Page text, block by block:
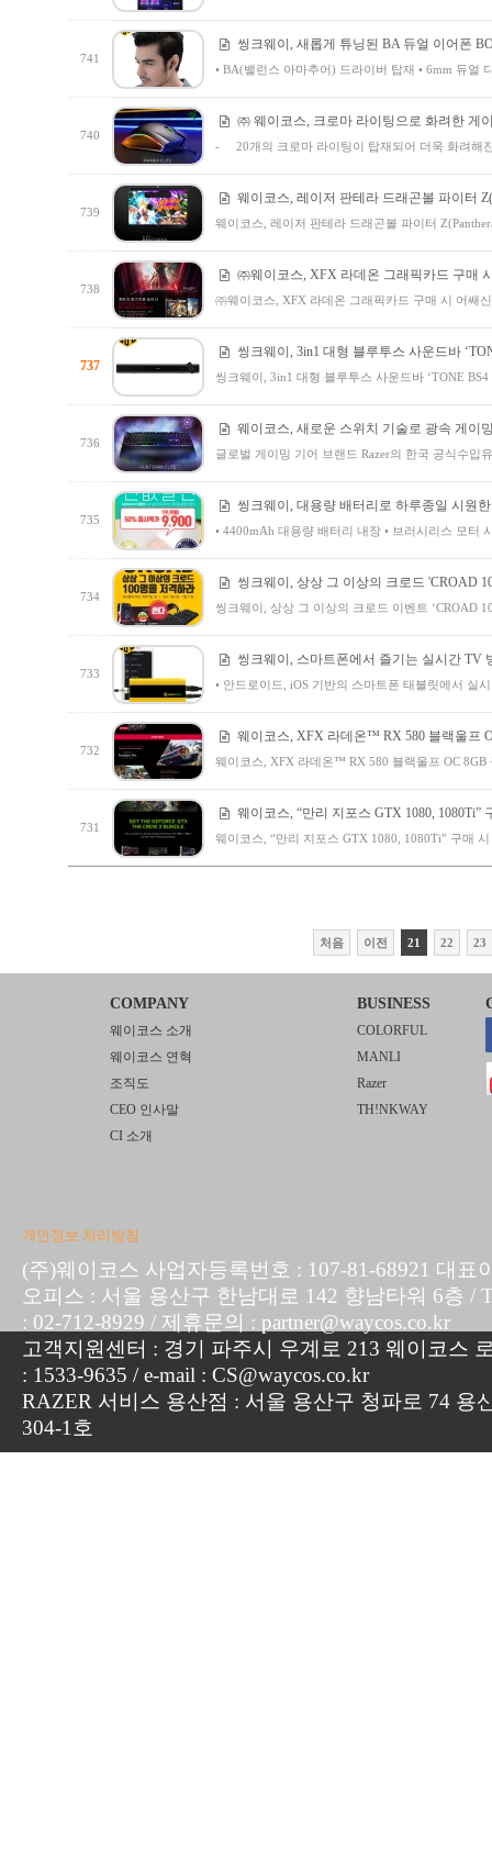
741
씽크웨이, 새롭게 튜닝된 BA 듀얼 이어폰
• BA(밸런스 아마추어) 드라이버 탑재 • 6mm 듀
740
㈜ 웨이코스, 크로마 라이팅으로 화려한 게
- 20개의 크로마 라이팅이 탑재되어 더욱 화려해
739
웨이코스, 레이저 판테라 드래곤볼 파이터
웨이코스, 레이저 판테라 드래곤볼 파이터
738
㈜웨이코스, XFX 라데온 그래픽카드 구매
㈜웨이코스, XFX 라데온 그래픽카드 구매 시 어
737
씽크웨이, 3in1 대형 블루투스 사운드바
씽크웨이, 3in1 대형 블루투스 사운드바 ‘TONE
736
웨이코스, 새로운 스위치 기술로 광속 게이
글로벌 게이밍 기어 브랜드 Razer의 한국 공식수
735
씽크웨이, 대용량 배터리로 하루종일 시원
• 4400mAh 대용량 배터리 내장 • 브러시리스 모터
734
씽크웨이, 상상 그 이상의 크로드 'CROAD
씽크웨이, 상상 그 이상의 크로드 이벤트 ‘CROAD
733
씽크웨이, 스마트폰에서 즐기는 실시간 TV
• 안드로이드, iOS 기반의 스마트폰 태블릿에서 실
732
웨이코스, XFX 라데온™ RX 580 블랙울프
웨이코스, XFX 라데온™ RX 580 블랙울프 OC
731
웨이코스, “만리 지포스 GTX 1080, 1080Ti”
웨이코스, “만리 지포스 GTX 1080, 1080Ti” 구매
처음 이전 21 22 23
COMPANY
웨이코스 소개
웨이코스 연혁
조직도
CEO 인사말
CI 소개
BUSINESS
COLORFUL
MANLI
Razer
TH!NKWAY
개인정보 처리방침
(주)웨이코스 사업자등록번호 : 107-81-68921 대표
오피스 : 서울 용산구 한남대로 142 향남타워 6층 /
: 02-712-8929 / 제휴문의 : partner@waycos.co.kr
고객지원센터 : 경기 파주시 우계로 213 웨이코스
: 1533-9635 / e-mail : CS@waycos.co.kr
RAZER 서비스 용산점 : 서울 용산구 청파로 74 용
304-1호